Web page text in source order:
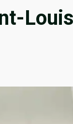
Louis